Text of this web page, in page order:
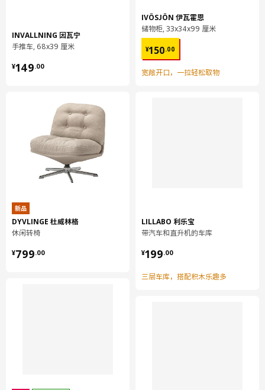
INVALLNING 因瓦宁
手推车, 68x39 厘米
¥149.00
¥ 149.00
新品
DYVLINGE 杜威林格
休闲转椅
¥799.00
¥ 799.00
IVÖSJÖN 伊瓦霍恩
储物柜, 33x34x99 厘米
¥150.00
¥ 150.00
宽敞开口，一拉轻松取物
LILLABO 利乐宝
带汽车和直升机的车库
¥199.00
¥ 199.00
三层车库，搭配积木乐趣多